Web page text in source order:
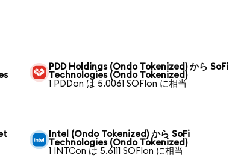
PDD Holdings (Ondo Tokenized) から SoFi
Technologies (Ondo Tokenized)
1 PDDon は 5.0061 SOFIon に相当
Intel (Ondo Tokenized) から SoFi
Technologies (Ondo Tokenized)
1 INTCon は 5.6111 SOFIon に相当